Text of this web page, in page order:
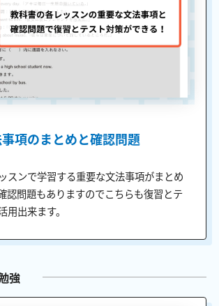
項のまとめと確認問題
スンで学習する重要な文法事項がまとめ
認問題もありますのでこちらも復習とテ
用出来ます。
強